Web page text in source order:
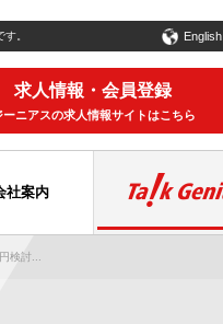
。
社案内
English
求人情報・会員登録
ーニアスの求人情報サイトはこちら
検討...